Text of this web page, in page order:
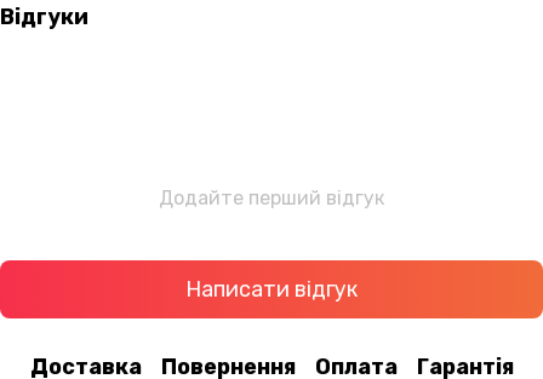
Відгуки
Додайте перший відгук
Написати відгук
Доставка Повернення Оплата Гарантія